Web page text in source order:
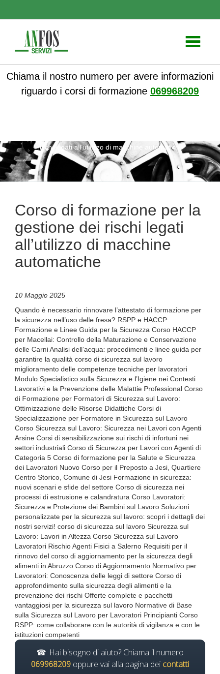
Toggle
Chiama il nostro numero per avere informazioni
riguardo i corsi di formazione 069968209
rischi legati all’utilizzo di macchine automatiche
Corso di formazione per la
gestione dei rischi legati
all’utilizzo di macchine
automatiche
10 Maggio 2025
Quando è necessario rinnovare l’attestato di formazione per
la sicurezza nell’uso delle fresa? RSPP e HACCP:
Formazione e Linee Guida per la Sicurezza Corso HACCP
per Macellai: Controllo della Maturazione e Conservazione
delle Carni Analisi dell’acqua: procedimenti e linee guida per
garantire la qualità corso di sicurezza sul lavoro
miglioramento delle competenze tecniche per lavoratori
Modulo Specialistico sulla Sicurezza e l’Igiene nei Contesti
Lavorativi e la Prevenzione delle Malattie Professional Corso
di Formazione per Formatori di Sicurezza sul Lavoro:
Ottimizzazione delle Risorse Didattiche Corsi di
Specializzazione per Formatore in Sicurezza sul Lavoro
Corso Sicurezza sul Lavoro: Sicurezza nei Lavori con Agenti
Arsine Corsi di sensibilizzazione sui rischi di infortuni nei
settori industriali Corso di Sicurezza per Lavori con Agenti di
Categoria 5 Corso di formazione per la Salute e Sicurezza
dei Lavoratori Nuovo Corso per il Preposto a Jesi, Quartiere
Centro Storico, Comune di Jesi Formazione in sicurezza:
nuovi scenari e sfide del settore Corso di sicurezza nei
processi di estrusione e calandratura Corso Lavoratori:
Sicurezza e Protezione dei Bambini sul Lavoro Soluzioni
personalizzate per la sicurezza sul lavoro: scopri i dettagli dei
nostri servizi! corso di sicurezza sul lavoro Sicurezza sul
Lavoro: Lavori in Altezza Corso Sicurezza sul Lavoro
Lavoratori Rischio Agenti Fisici a Salerno Requisiti per il
rinnovo del corso di aggiornamento per la sicurezza degli
alimenti in Abruzzo Corso di Aggiornamento Normativo per
Lavoratori: Conoscenza delle leggi di settore Corso di
approfondimento sulla sicurezza degli alimenti e la
prevenzione dei rischi Offerte complete e pacchetti
vantaggiosi per la sicurezza sul lavoro Normative di Base
sulla Sicurezza sul Lavoro per Lavoratori Principianti Corso
RSPP: come collaborare con le autorità di vigilanza e con le
istituzioni competenti
Hai bisogno di aiuto? Chiama il numero
069968209 oppure vai alla pagina dei contatti